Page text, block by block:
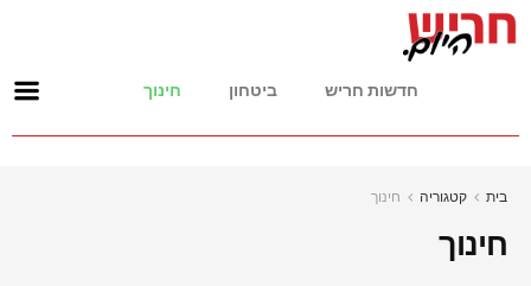
חדשות חריש ביטחון חינוך
בית קטגוריה חינוך
חינוך